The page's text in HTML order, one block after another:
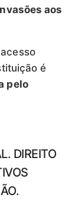
aos
é
pelo
DIREITO